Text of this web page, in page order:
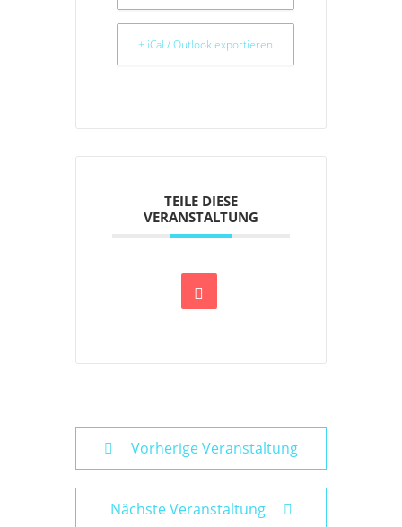
+ iCal / Outlook exportieren
TEILE DIESE
VERANSTALTUNG
Vorherige Veranstaltung
Nächste Veranstaltung